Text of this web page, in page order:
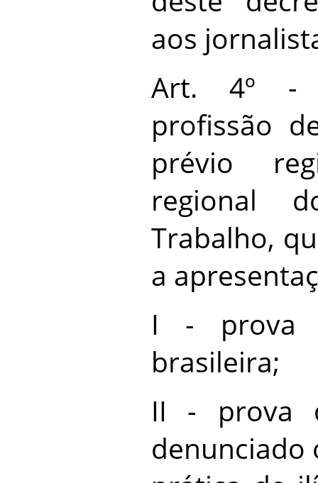
aos
Art. 4º -
profissão
prévio
regional
Trabalho,
a
I - prova
brasileira;
II - prova
denunciado